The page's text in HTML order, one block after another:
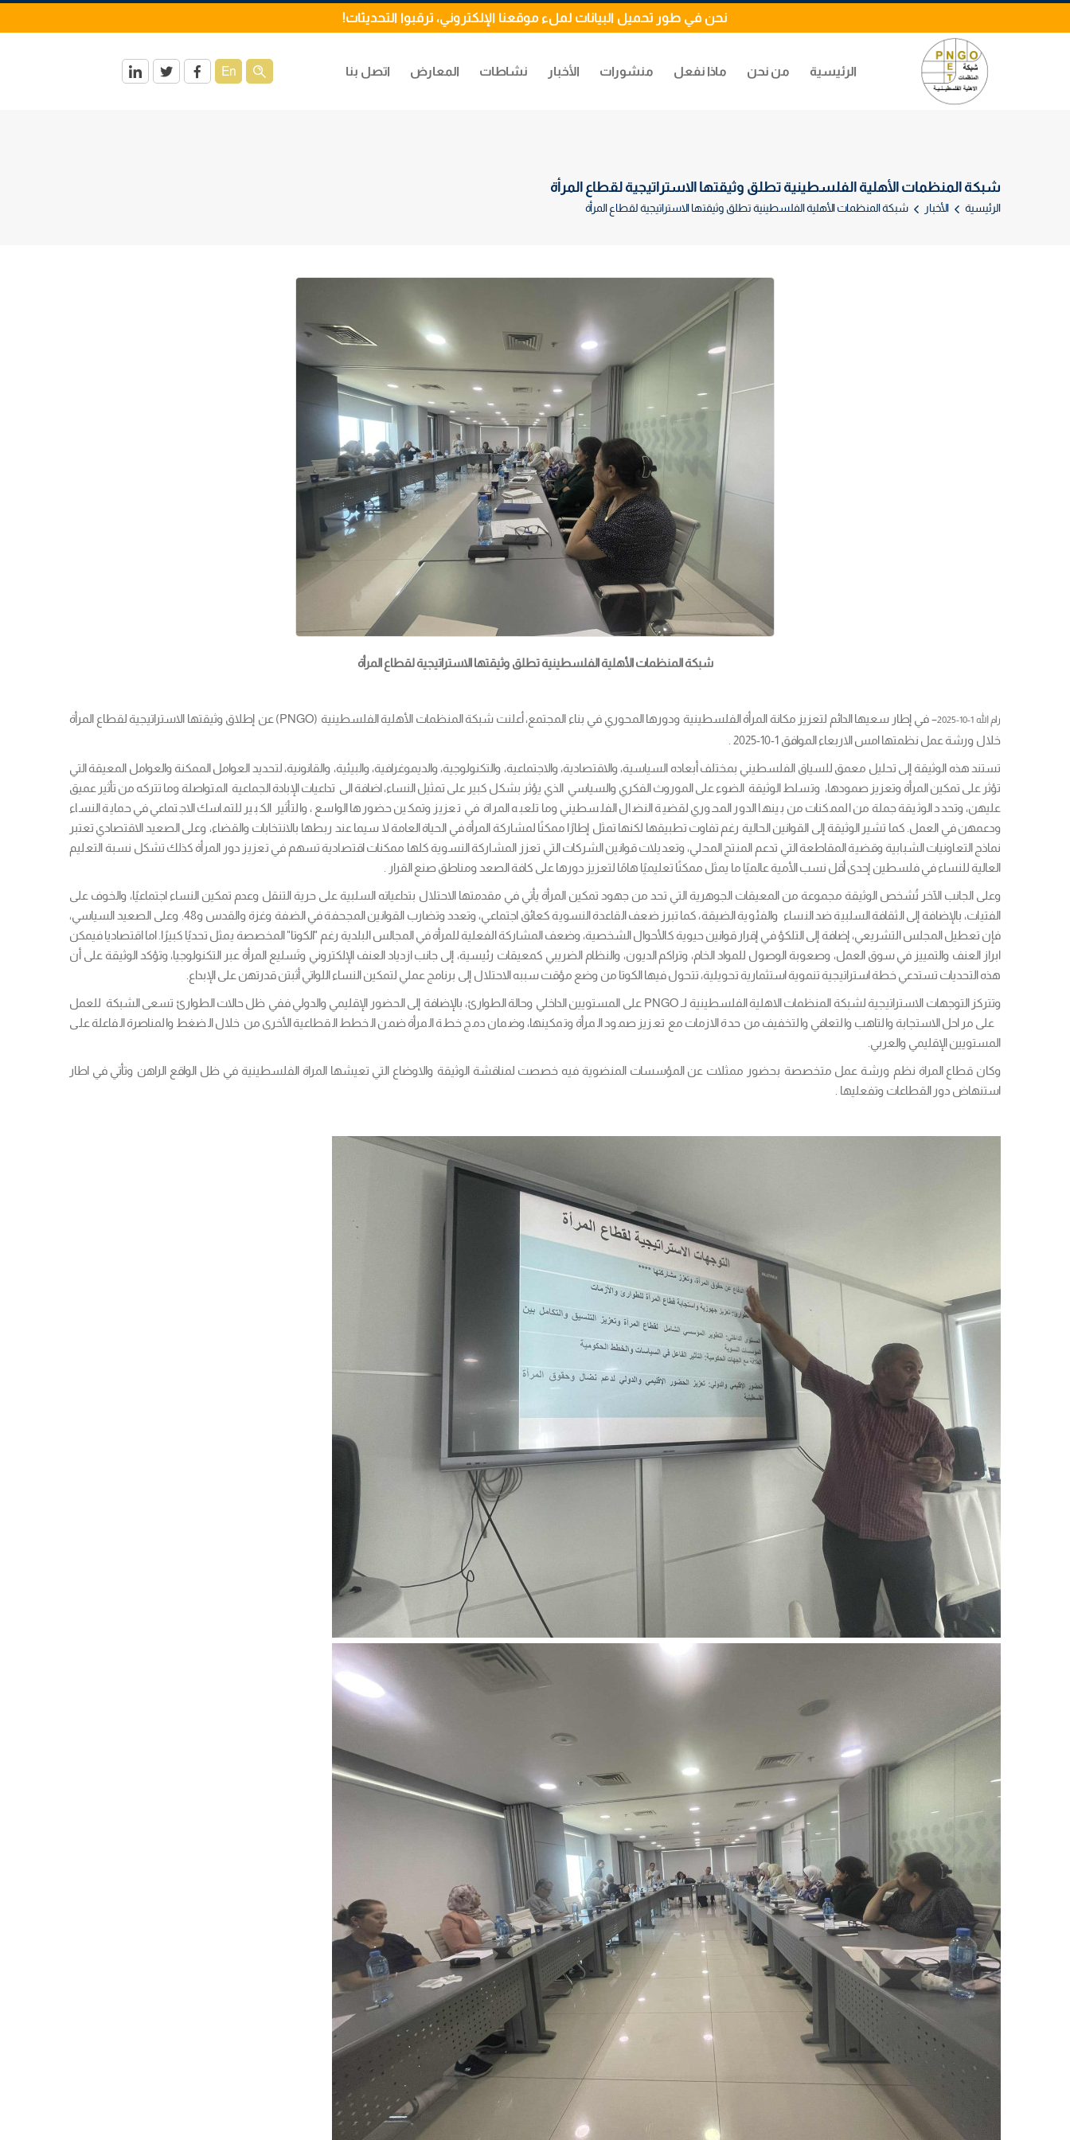
نحن في طور تحميل البيانات لملء موقعنا الإلكتروني، ترقبوا التحديثات!
الرئيسية من نحن ماذا نفعل منشورات الأخبار نشاطات المعارض اتصل بنا En
شبكة المنظمات الأهلية الفلسطينية تطلق وثيقتها الاستراتيجية لقطاع المرأة
الرئيسية الأخبار شبكة المنظمات الأهلية الفلسطينية تطلق وثيقتها الاستراتيجية لقطاع المرأة
شبكة المنظمات الأهلية الفلسطينية تطلق وثيقتها الاستراتيجية لقطاع المرأة
رام الله 1-10-2025
– في إطار سعيها الدائم لتعزيز مكانة المرأة الفلسطينية ودورها المحوري في بناء المجتمع، أعلنت شبكة المنظمات الأهلية الفلسطينية (PNGO) عن إطلاق وثيقتها الاستراتيجية لقطاع المرأة
خلال ورشة عمل نظمتها امس الاربعاء الموافق 1-10-2025 .
تستند هذه الوثيقة إلى تحليل معمق للسياق الفلسطيني بمختلف أبعاده السياسية، والاقتصادية، والاجتماعية، والتكنولوجية، والديموغرافية، والبيئية، والقانونية، لتحديد العوامل الممكنة والعوامل المعيقة التي
تؤثر على تمكين المرأة وتعزيز صمودها، وتسلط الوثيقة الضوء على الموروث الفكري والسياسي الذي يؤثر بشكل كبير على تمثيل النساء، اضافة الى تداعيات الإبادة الجماعية المتواصلة وما تتركه من تأثير عميق
عليهن، وتحدد الوثيقة جملة من الممكنات من بينها الدور المحوري لقضية النضال الفلسطيني وما تلعبه المراة في تعزيز وتمكين حضورها الواسع ، والتأثير الكبير للتماسك الاجتماعي في حماية النساء
ودعمهن في العمل. كما تشير الوثيقة إلى القوانين الحالية رغم تفاوت تطبيقها لكنها تمثل إطارًا ممكنًا لمشاركة المرأة في الحياة العامة لا سيما عند ربطها بالانتخابات والقضاء، وعلى الصعيد الاقتصادي تعتبر
نماذج التعاونيات الشبابية وقضية المقاطعة التي تدعم المنتج المحلي، وتعديلات قوانين الشركات التي تعزز المشاركة النسوية كلها ممكنات اقتصادية تسهم في تعزيز دور المرأة كذلك تشكل نسبة التعليم
العالية للنساء في فلسطين إحدى أقل نسب الأمية عالميًا ما يمثل ممكنًا تعليميًا هامًا لتعزيز دورها على كافة الصعد ومناطق صنع القرار .
وعلى الجانب الآخر تُشخص الوثيقة مجموعة من المعيقات الجوهرية التي تحد من جهود تمكين المرأة يأتي في مقدمتها الاحتلال بتداعياته السلبية على حرية التنقل وعدم تمكين النساء اجتماعيًا، والخوف على
الفتيات، بالإضافة إلى الثقافة السلبية ضد النساء والفئوية الضيقة، كما تبرز ضعف القاعدة النسوية كعائق اجتماعي، وتعدد وتضارب القوانين المجحفة في الضفة وغزة والقدس و48. وعلى الصعيد السياسي،
فإن تعطيل المجلس التشريعي، إضافة إلى التلكؤ في إقرار قوانين حيوية كالأحوال الشخصية، وضعف المشاركة الفعلية للمرأة في المجالس البلدية رغم "الكوتا" المخصصة يمثل تحديًا كبيرًا. اما اقتصاديا فيمكن
ابراز العنف والتمييز في سوق العمل، وصعوبة الوصول للمواد الخام، وتراكم الديون، والنظام الضريبي كمعيقات رئيسية، إلى جانب ازدياد العنف الإلكتروني وتَسليع المرأة عبر التكنولوجيا، وتؤكد الوثيقة على أن
هذه التحديات تستدعي خطة استراتيجية تنموية استثمارية تحويلية، تتحول فيها الكوتا من وضع مؤقت سببه الاحتلال إلى برنامج عملي لتمكين النساء اللواتي أثبتن قدرتهن على الإبداع.
وتتركز التوجهات الاستراتيجية لشبكة المنظمات الاهلية الفلسطينية لـ PNGO على المستويين الداخلي وحالة الطوارئ، بالإضافة إلى الحضور الإقليمي والدولي ففي ظل حالات الطوارئ تسعى الشبكة للعمل
على مراحل الاستجابة والتاهب والتعافي والتخفيف من حدة الازمات مع تعزيز صمود المرأة وتمكينها، وضمان دمج خطة المرأة ضمن الخطط القطاعية الأخرى من خلال الضغط والمناصرة الفاعلة على
المستويين الإقليمي والعربي.
وكان قطاع المراة نظم ورشة عمل متخصصة بحضور ممثلات عن المؤسسات المنضوية فيه خصصت لمناقشة الوثيقة والاوضاع التي تعيشها المراة الفلسطينية في ظل الواقع الراهن وتأتي في اطار
استنهاض دور القطاعات وتفعليها .